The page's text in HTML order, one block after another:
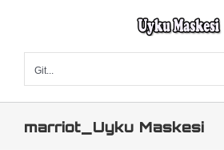
Git...
marriot_Uyku Maskesi